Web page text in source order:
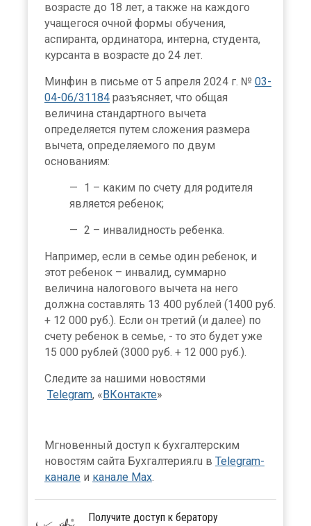
возрасте до 18 лет, а также на каждого
учащегося очной формы обучения,
аспиранта, ординатора, интерна, студента,
курсанта в возрасте до 24 лет.
Минфин в письме от 5 апреля 2024 г. № 03-
04-06/31184 разъясняет, что общая
величина стандартного вычета
определяется путем сложения размера
вычета, определяемого по двум
основаниям:
1 – каким по счету для родителя
является ребенок;
2 – инвалидность ребенка.
Например, если в семье один ребенок, и
этот ребенок – инвалид, суммарно
величина налогового вычета на него
должна составлять 13 400 рублей (1400 руб.
+ 12 000 руб.). Если он третий (и далее) по
счету ребенок в семье, - то это будет уже
15 000 рублей (3000 руб. + 12 000 руб.).
Следите за нашими новостями
Telegram, « ВКонтакте»
Мгновенный доступ к бухгалтерским
новостям сайта Бухгалтерия.ru в Telegram-
канале и канале Max.
Получите доступ к бератору